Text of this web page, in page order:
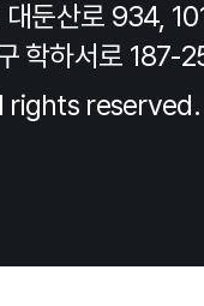
둔산로 934,
학하서로 187-
reserved.